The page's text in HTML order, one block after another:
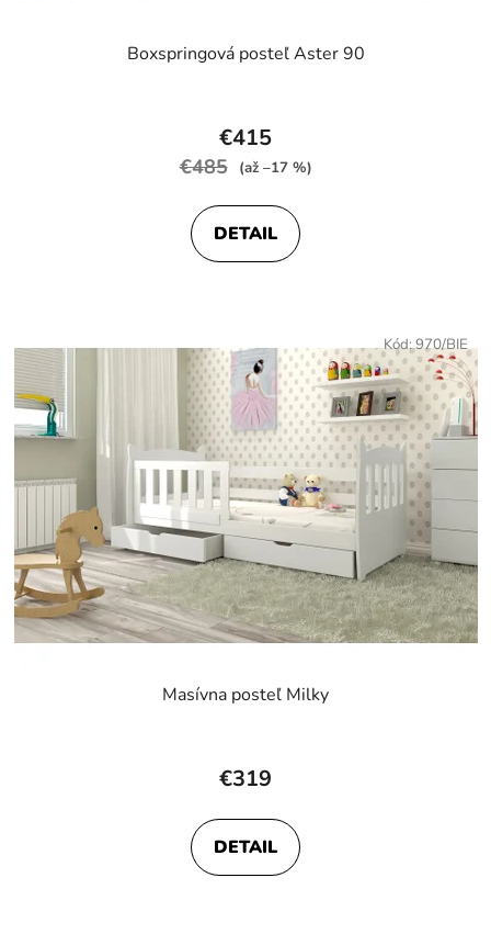
Boxspringová posteľ Aster 90
€415
€485 (až –17 %)
DETAIL
Masívna posteľ Milky
€319
DETAIL
Kód:970/BIE